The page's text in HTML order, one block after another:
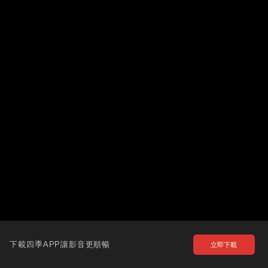
下載四季APP讓影音更順暢 立即下載